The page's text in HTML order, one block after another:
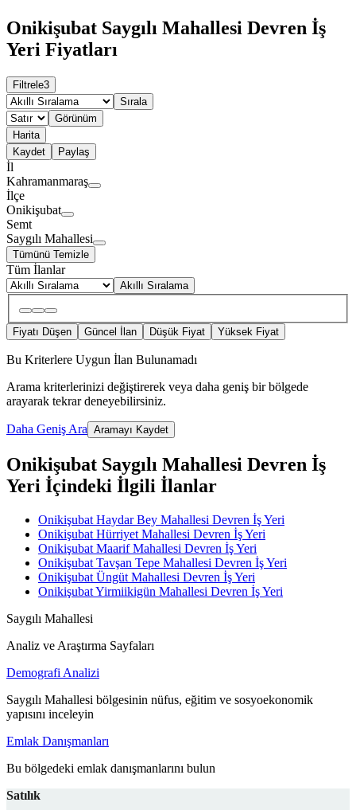
Onikişubat Saygılı Mahallesi Devren İş
Yeri Fiyatları
Filtrele3
Sırala
Görünüm
Harita
Kaydet
Paylaş
İl
Kahramanmaraş
İlçe
Onikişubat
Semt
Saygılı Mahallesi
Tümünü Temizle
Tüm İlanlar
Akıllı Sıralama
Fiyatı Düşen Güncel İlan Düşük Fiyat Yüksek Fiyat
Bu Kriterlere Uygun İlan Bulunamadı
Arama kriterlerinizi değiştirerek veya daha geniş bir bölgede
arayarak tekrar deneyebilirsiniz.
Daha Geniş Ara Aramayı Kaydet
Onikişubat Saygılı Mahallesi Devren İş
Yeri İçindeki İlgili İlanlar
Onikişubat Haydar Bey Mahallesi Devren İş Yeri
Onikişubat Hürriyet Mahallesi Devren İş Yeri
Onikişubat Maarif Mahallesi Devren İş Yeri
Onikişubat Tavşan Tepe Mahallesi Devren İş Yeri
Onikişubat Üngüt Mahallesi Devren İş Yeri
Onikişubat Yirmiikigün Mahallesi Devren İş Yeri
Saygılı Mahallesi
Analiz ve Araştırma Sayfaları
Demografi Analizi
Saygılı Mahallesi bölgesinin nüfus, eğitim ve sosyoekonomik
yapısını inceleyin
Emlak Danışmanları
Bu bölgedeki emlak danışmanlarını bulun
Satılık